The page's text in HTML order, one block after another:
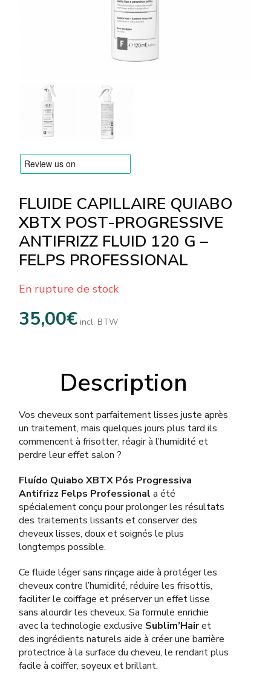
Livraison et Paiement
Questions fréquemment posées
Contactez nous
Commentaires
FLUIDE CAPILLAIRE QUIABO
XBTX POST-PROGRESSIVE
ANTIFRIZZ FLUID 120 G –
FELPS PROFESSIONAL
En rupture de stock
35,00€ incl. BTW
Description
Vos cheveux sont parfaitement lisses juste après
un traitement, mais quelques jours plus tard ils
commencent à frisotter, réagir à l’humidité et
perdre leur effet salon ?
Fluído Quiabo XBTX Pós Progressiva
Antifrizz Felps Professional a été
spécialement conçu pour prolonger les résultats
des traitements lissants et conserver des
cheveux lisses, doux et soignés le plus
longtemps possible.
Ce fluide léger sans rinçage aide à protéger les
cheveux contre l’humidité, réduire les frisottis,
faciliter le coiffage et préserver un effet lisse
sans alourdir les cheveux. Sa formule enrichie
avec la technologie exclusive Sublim’Hairet
des ingrédients naturels aide à créer une barrière
protectrice à la surface du cheveu, le rendant plus
facile à coiffer, soyeux et brillant.